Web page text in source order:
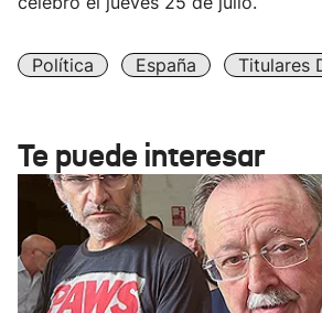
Política España Titulares
Te puede interesar